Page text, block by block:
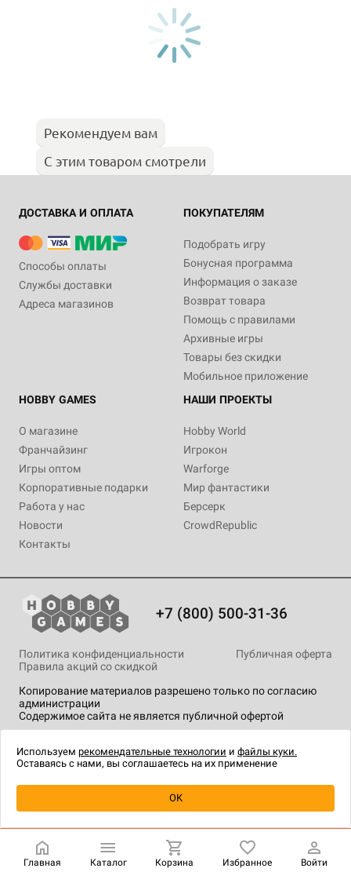
Уведомить о наличии
Рекомендуем вам
С этим товаром смотрели
ДОСТАВКА И ОПЛАТА
Способы оплаты
Службы доставки
Адреса магазинов
ПОКУПАТЕЛЯМ
Подобрать игру
Бонусная программа
Информация о заказе
Возврат товара
Помощь с правилами
Архивные игры
Товары без скидки
Мобильное приложение
HOBBY GAMES
О магазине
Франчайзинг
Игры оптом
Корпоративные подарки
Работа у нас
Новости
Контакты
НАШИ ПРОЕКТЫ
Hobby World
Игрокон
Warforge
Мир фантастики
Берсерк
CrowdRepublic
+7 (800) 500-31-36
Копирование материалов разрешено только по согласию
администрации
Содержимое сайта не является публичной офертой
Политика конфиденциальности
Публичная оферта
Правила акций со скидкой
технологии.
Главная Каталог Корзина Избранное Войти
Используем рекомендательные технологии и файлы куки.
Оставаясь с нами, вы соглашаетесь на их применение
OK